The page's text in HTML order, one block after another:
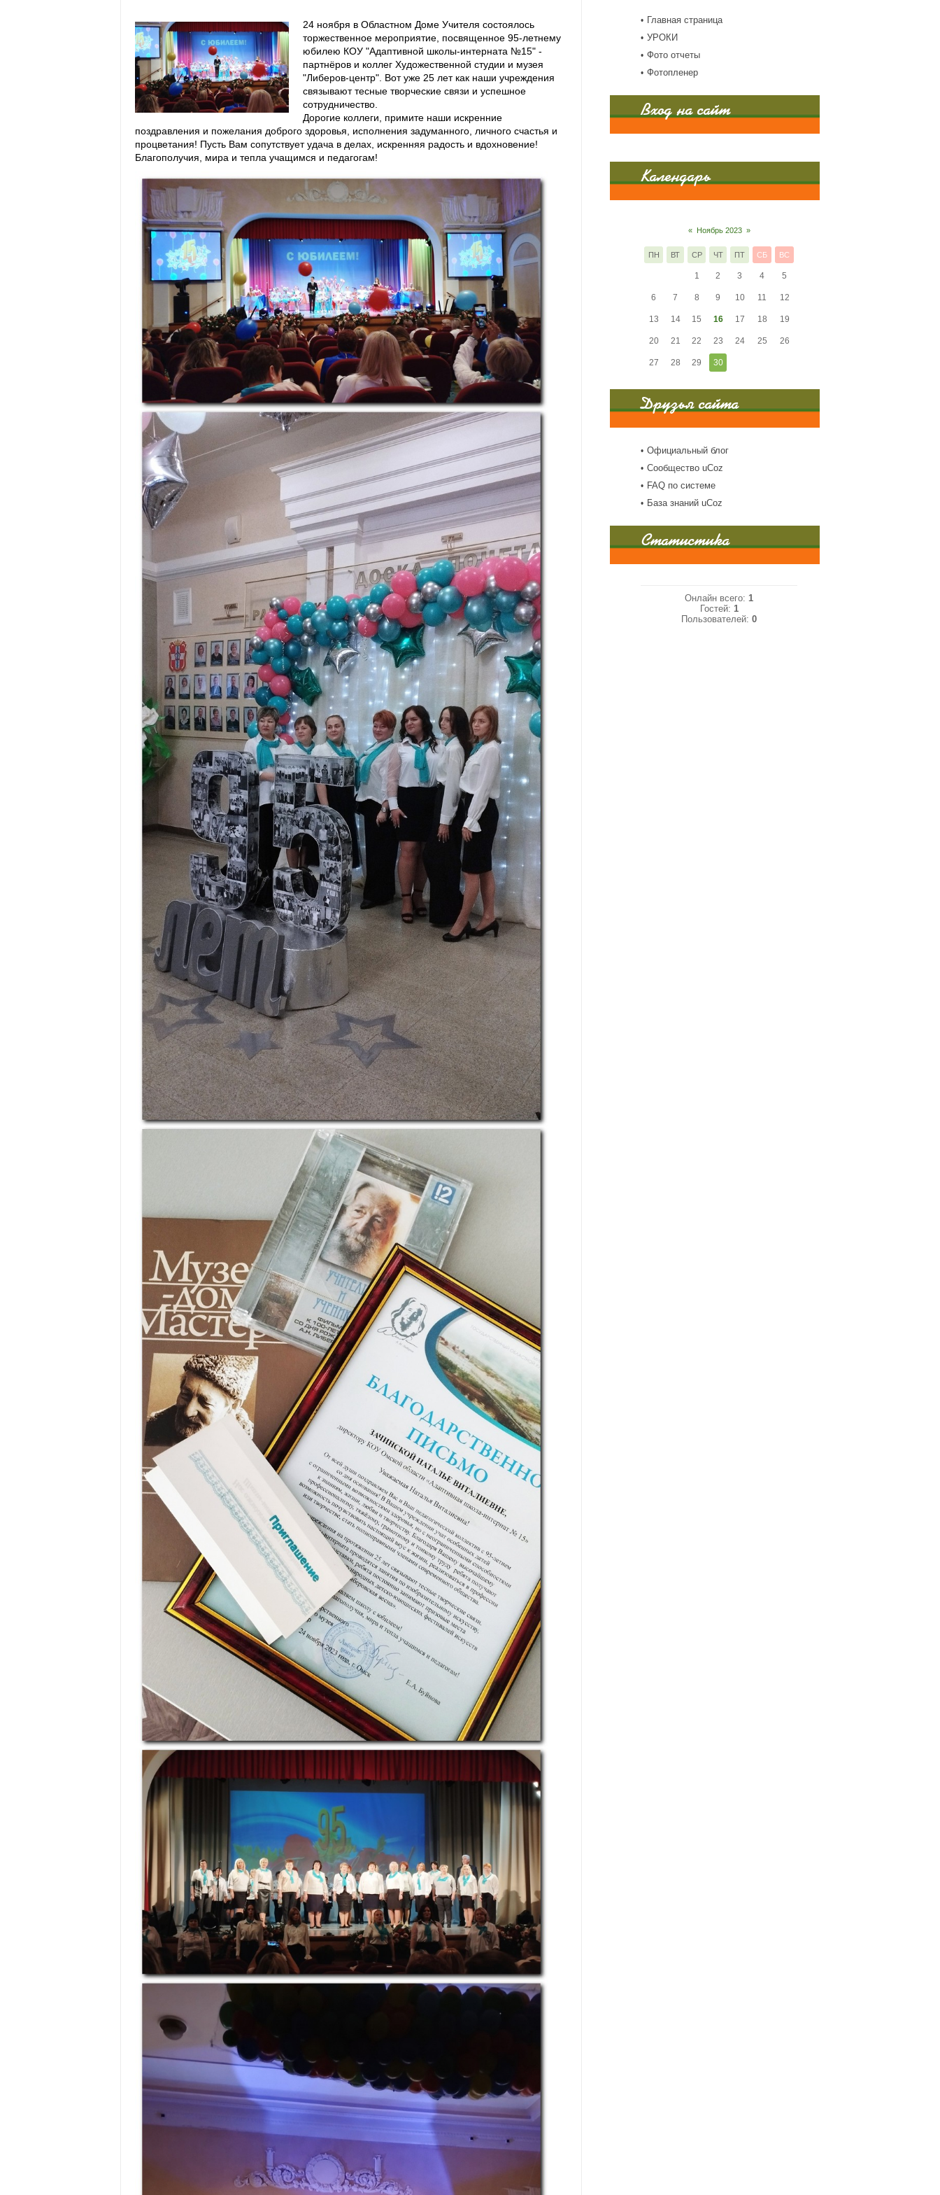
24 ноября в Областном Доме Учителя состоялось
торжественное мероприятие, посвященное 95-летнему
юбилею КОУ "Адаптивной школы-интерната №15" -
партнёров и коллег Художественной студии и музея
"Либеров-центр". Вот уже 25 лет как наши учреждения
связывают тесные творческие связи и успешное
сотрудничество.
Дорогие коллеги, примите наши искренние
поздравления и пожелания доброго здоровья, исполнения задуманного, личного счастья и
процветания! Пусть Вам сопутствует удача в делах, искренняя радость и вдохновение!
Благополучия, мира и тепла учащимся и педагогам!
Главная страница
УРОКИ
Фото отчеты
Фотопленер
Вход на сайт
Календарь
« Ноябрь 2023 »
ПН ВТ СР ЧТ ПТ СБ ВС
1 2 3 4 5
6 7 8 9 10 11 12
13 14 15 16 17 18 19
20 21 22 23 24 25 26
27 28 29 30
Друзья сайта
Официальный блог
Сообщество uCoz
FAQ по системе
База знаний uCoz
Статистика
Онлайн всего: 1
Гостей: 1
Пользователей: 0